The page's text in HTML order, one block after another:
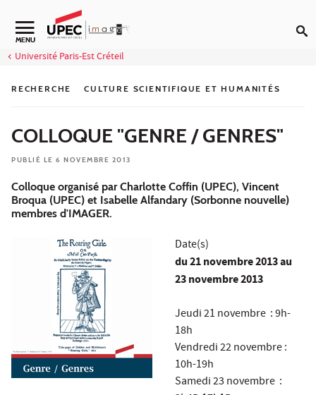
Aller au contenu
Navigation secondaire
MENU
Université Paris-Est Créteil
RECHERCHE CULTURE SCIENTIFIQUE ET HUMANITÉS
COLLOQUE "GENRE / GENRES"
PUBLIÉ LE 6 NOVEMBRE 2013
Colloque organisé par Charlotte Coffin (UPEC), Vincent
Broqua (UPEC) et Isabelle Alfandary (Sorbonne nouvelle)
membres d'IMAGER.
Date(s)
du21 novembre 2013au
23 novembre 2013
Jeudi 21 novembre : 9h-
18h
Vendredi 22 novembre :
10h-19h
Samedi 23 novembre :